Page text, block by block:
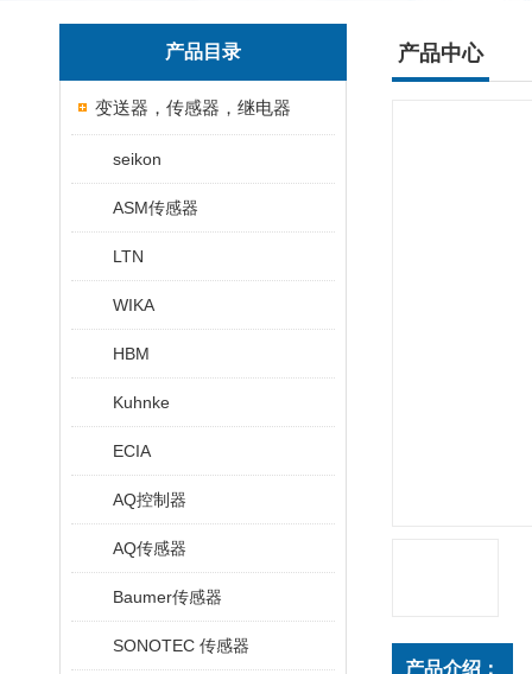
产品目录
变送器，传感器，继电器
seikon
ASM传感器
LTN
WIKA
HBM
Kuhnke
ECIA
AQ控制器
AQ传感器
Baumer传感器
SONOTEC 传感器
产品中心
产品介绍：